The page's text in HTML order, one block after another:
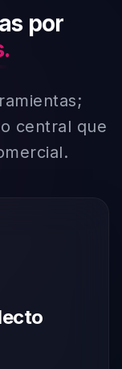
por
central que